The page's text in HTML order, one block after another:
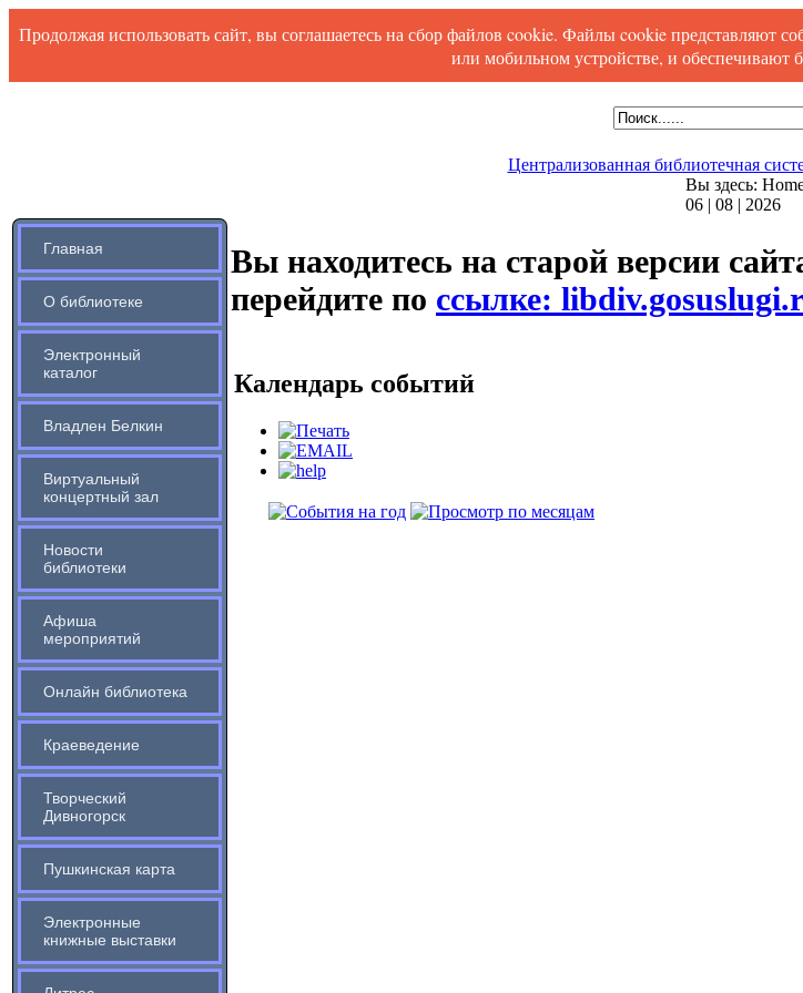
Продолжая использовать сайт, вы соглашаетесь на сбор файлов cookie. Файлы cookie
или мобильном устройстве, и обеспечивают
Централизованная библиотечная
Вы здесь:
06 | 08 | 2026
Главная
О библиотеке
Электронный
каталог
Владлен Белкин
Виртуальный
концертный зал
Новости
библиотеки
Афиша
мероприятий
Онлайн библиотека
Краеведение
Творческий
Дивногорск
Пушкинская карта
Электронные
книжные выставки
Вы находитесь на старой версии
перейдите по ссылке:
Календарь событий